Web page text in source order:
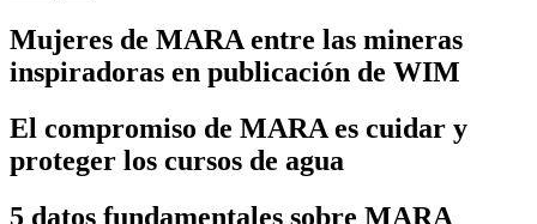
Mujeres de MARA entre las mineras
inspiradoras en publicación de WIM
El compromiso de MARA es cuidar y
proteger los cursos de agua
5 datos fundamentales sobre MARA